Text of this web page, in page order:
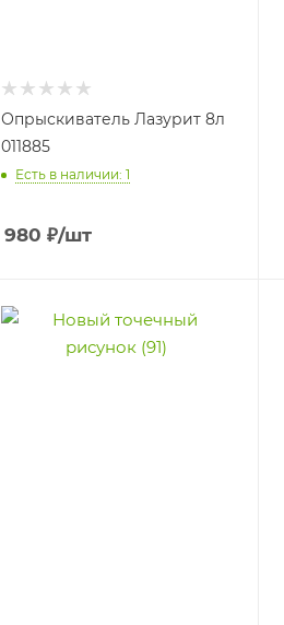
Опрыскиватель Лазурит 8л
011885
Есть в наличии: 1
980 ₽/шт